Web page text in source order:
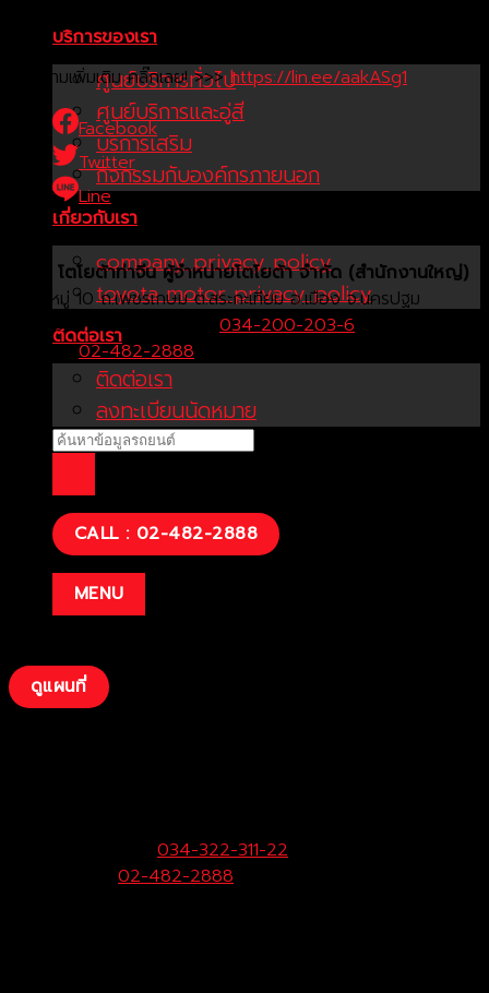
บริการของเรา
ศูนย์บริการทั่วไป
ศูนย์บริการและอู่สี
บริการเสริม
กิจกรรมกับองค์กรภายนอก
เกี่ยวกับเรา
company privacy policy
toyota motor privacy policy
ติดต่อเรา
ติดต่อเรา
ลงทะเบียนนัดหมาย
CALL : 02-482-2888
MENU
พิเศษ! โปรโมชั่นเดือนนี้เท่านั้น จองวันนี้รับข้อเสนอสุดคุ้ม + ของแถม
จัดเต็ม
สอบถามเพิ่มเติม คลิ๊กเลย! >>>https://lin.ee/aakASg1
Facebook
Twitter
Line
บริษัท โตโยต้าท่าจีน ผู้จำหน่ายโตโยต้า จำกัด (สำนักงานใหญ่)
29/1 หมู่ 10 ถ.เพชรเกษม ต.สระกะเทียม อ.เมือง จ.นครปฐม
73000ฝ่ายขายและบริการ: 034-200-203-6
Center: 02-482-2888
ดูแผนที่
034-322-311-22
02-482-2888